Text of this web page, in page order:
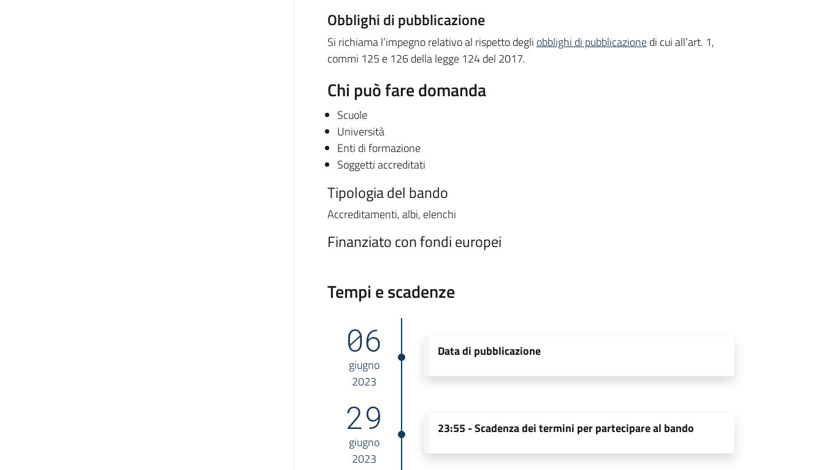
Obblighi di pubblicazione
Si richiama l’impegno relativo al rispetto degli obblighi di pubblicazionedi cui all’art. 1,
commi 125 e 126 della legge 124 del 2017.
Chi può fare domanda
Scuole
Università
Enti di formazione
Soggetti accreditati
Tipologia del bando
Accreditamenti, albi, elenchi
Finanziato con fondi europei
Tempi e scadenze
06
giugno
2023
Data di pubblicazione
29
giugno
2023
23:55 -Scadenza dei termini per partecipare al bando